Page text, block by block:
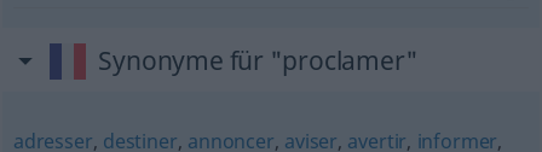
Synonyme für "proclamer"
adresser, destiner, annoncer, aviser, avertir, informer,